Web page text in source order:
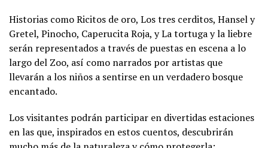
Historias como Ricitos de oro, Los tres cerditos, Hansel y
Gretel, Pinocho, Caperucita Roja, y La tortuga y la liebre
serán representados a través de puestas en escena a lo
largo del Zoo, así como narrados por artistas que
llevarán a los niños a sentirse en un verdadero bosque
encantado.
Los visitantes podrán participar en divertidas estaciones
en las que, inspirados en estos cuentos, descubrirán